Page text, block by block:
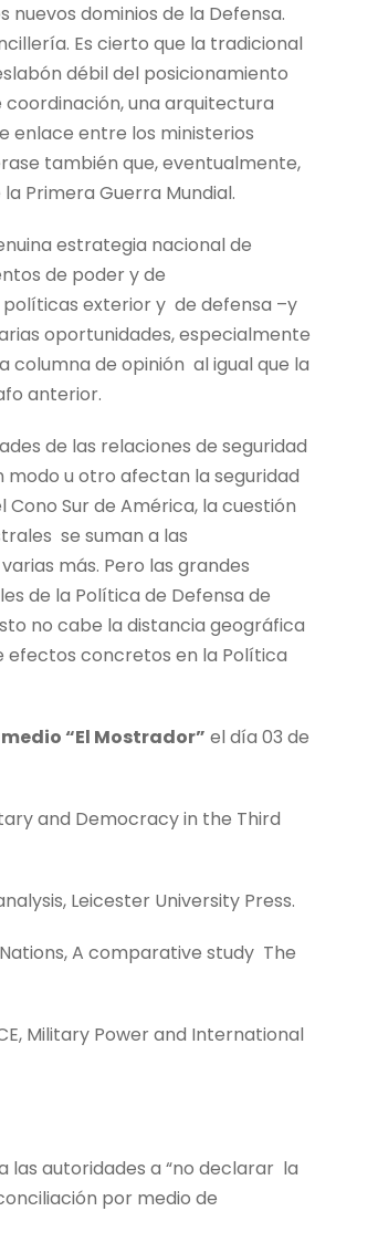
dominios de la Defensa.
Es cierto que la tradicional
débil del posicionamiento
una arquitectura
enlace entre los ministerios
también que, eventualmente,
Primera Guerra Mundial.
estrategia nacional de
de poder y de
exterior y de defensa –y
oportunidades, especialmente
columna de opinión al igual que la
anterior.
de las relaciones de seguridad
u otro afectan la seguridad
Sur de América, la cuestión
se suman a las
más. Pero las grandes
de la Política de Defensa de
no cabe la distancia geográfica
efectos concretos en la Política
medio “El Mostrador” el día 03 de
and Democracy in the Third
Leicester University Press.
Nations, A comparative study The
Military Power and International
las autoridades a “no declarar la
por medio de